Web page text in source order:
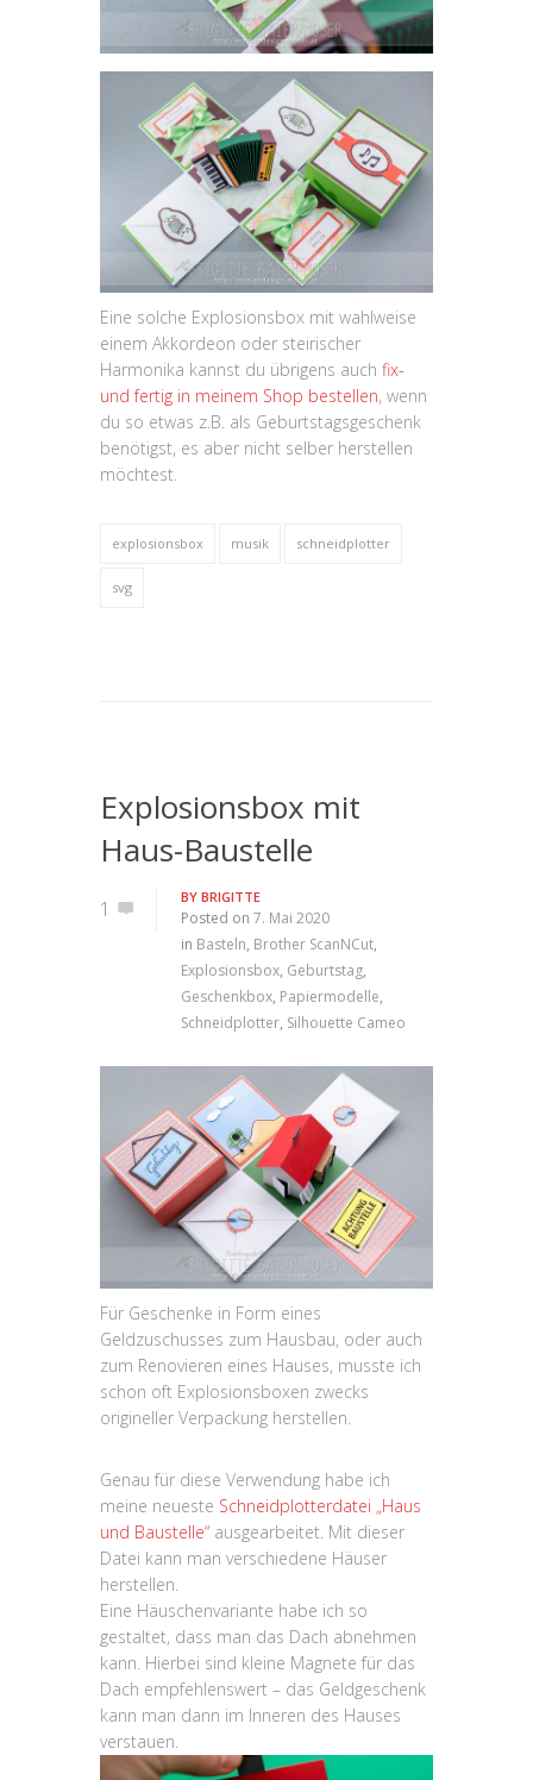
Eine solche Explosionsbox mit wahlweise
einem Akkordeon oder steirischer
Harmonika kannst du übrigens auch fix-
und fertig in meinem Shop bestellen, wenn
du so etwas z.B. als Geburtstagsgeschenk
benötigst, es aber nicht selber herstellen
möchtest.
explosionsbox musik schneidplotter
svg
Explosionsbox mit
Haus-Baustelle
1 BY BRIGITTE
Posted on 7. Mai 2020
in Basteln, Brother ScanNCut,
Explosionsbox, Geburtstag,
Geschenkbox, Papiermodelle,
Schneidplotter, Silhouette Cameo
Für Geschenke in Form eines
Geldzuschusses zum Hausbau, oder auch
zum Renovieren eines Hauses, musste ich
schon oft Explosionsboxen zwecks
origineller Verpackung herstellen.
Genau für diese Verwendung habe ich
meine neueste Schneidplotterdatei „Haus
und Baustelle“ ausgearbeitet. Mit dieser
Datei kann man verschiedene Häuser
herstellen.
Eine Häuschenvariante habe ich so
gestaltet, dass man das Dach abnehmen
kann. Hierbei sind kleine Magnete für das
Dach empfehlenswert – das Geldgeschenk
kann man dann im Inneren des Hauses
verstauen.